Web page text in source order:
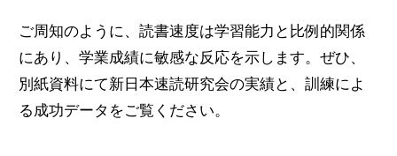
ご周知のように、読書速度は学習能力と比例的関係
にあり、学業成績に敏感な反応を示します。ぜひ、
別紙資料にて新日本速読研究会の実績と、訓練によ
る成功データをご覧ください。